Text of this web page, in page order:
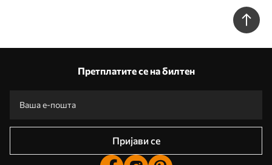
Претплатите се на билтен
Пријави се